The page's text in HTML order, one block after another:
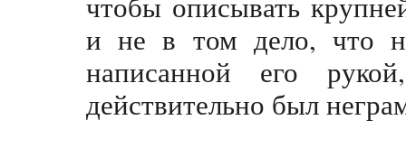
и не в том дело, что
написанной его
действительно был